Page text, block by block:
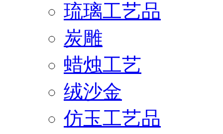
琉璃工艺品
炭雕
蜡烛工艺
绒沙金
仿玉工艺品